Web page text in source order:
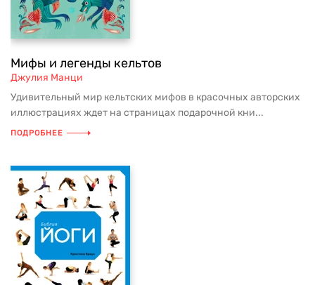
Мифы и легенды кельтов
Джулия Манци
Удивительный мир кельтских мифов в красочных авторских
иллюстрациях ждет на страницах подарочной кни...
ПОДРОБНЕЕ